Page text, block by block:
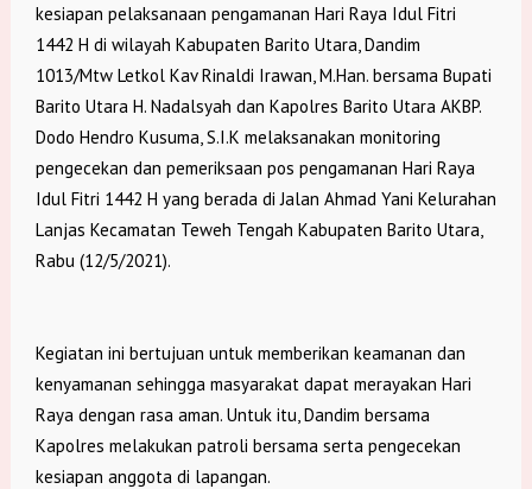
kesiapan pelaksanaan pengamanan Hari Raya Idul Fitri
1442 H di wilayah Kabupaten Barito Utara, Dandim
1013/Mtw Letkol Kav Rinaldi Irawan, M.Han. bersama Bupati
Barito Utara H. Nadalsyah dan Kapolres Barito Utara AKBP.
Dodo Hendro Kusuma, S.I.K melaksanakan monitoring
pengecekan dan pemeriksaan pos pengamanan Hari Raya
Idul Fitri 1442 H yang berada di Jalan Ahmad Yani Kelurahan
Lanjas Kecamatan Teweh Tengah Kabupaten Barito Utara,
Rabu (12/5/2021).
Kegiatan ini bertujuan untuk memberikan keamanan dan
kenyamanan sehingga masyarakat dapat merayakan Hari
Raya dengan rasa aman. Untuk itu, Dandim bersama
Kapolres melakukan patroli bersama serta pengecekan
kesiapan anggota di lapangan.